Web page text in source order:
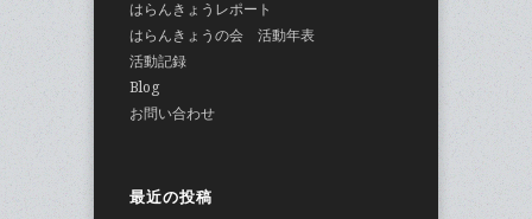
はらんきょうレポート
はらんきょうの会 活動年表
活動記録
Blog
お問い合わせ
最近の投稿